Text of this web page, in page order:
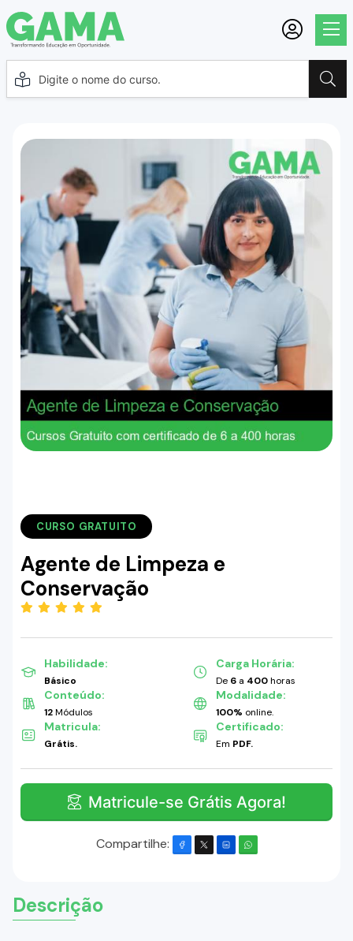
CURSO GRATUITO
Agente de Limpeza e
Conservação
Habilidade:
Básico
Carga Horária:
De 6 a 400horas
Conteúdo:
12Módulos
Modalidade:
100% online.
Matricula:
Grátis.
Certificado:
Em PDF.
Matricule-se Grátis Agora!
Compartilhe:
Descrição